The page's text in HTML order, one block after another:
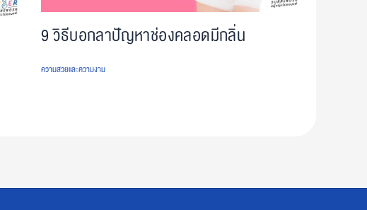
9 วิธีบอกลาปัญหาช่องคลอดมีกลิ่น
ความสวยและความงาม